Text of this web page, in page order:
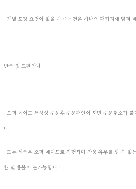
-개별 포장 요청이 없을 시 주문건은 하나의 패키지에 담겨
반품 및 교환안내
-오더 메이드 특성상 주문후 주문확인이 되면 주문취소가 불
다.
-모든 제품은 오더 메이드로 진행되며 착용 유무를 알 수 없
환 및 환불이 불가능합니다.